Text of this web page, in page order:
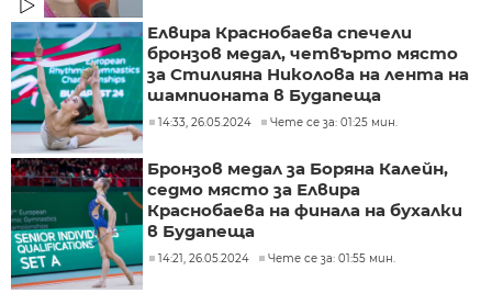
Елвира Краснобаева спечели
бронзов медал, четвърто място
за Стилияна Николова на лента на
шампионата в Будапеща
14:33, 26.05.2024 Чете се за: 01:25 мин.
Бронзов медал за Боряна Калейн,
седмо място за Елвира
Краснобаева на финала на бухалки
в Будапеща
14:21, 26.05.2024 Чете се за: 01:55 мин.